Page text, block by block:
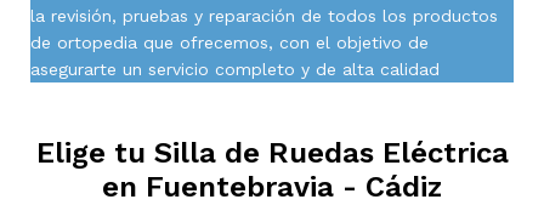
la revisión, pruebas y reparación de todos los productos
de ortopedia que ofrecemos, con el objetivo de
asegurarte un servicio completo y de alta calidad
Elige tu Silla de Ruedas Eléctrica
en Fuentebravia - Cádiz